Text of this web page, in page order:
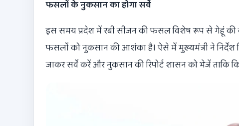
फसलों के नुकसान का होगा सर्वे
इस समय प्रदेश में रबी सीजन की फसल विशेष रूप से गेहूं की
फसलों को नुकसान की आशंका है। ऐसे में मुख्यमंत्री ने निर्देश
जाकर सर्वे करें और नुकसान की रिपोर्ट शासन को भेजें